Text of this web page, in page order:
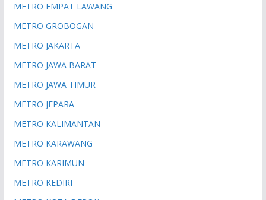
METRO EMPAT LAWANG
METRO GROBOGAN
METRO JAKARTA
METRO JAWA BARAT
METRO JAWA TIMUR
METRO JEPARA
METRO KALIMANTAN
METRO KARAWANG
METRO KARIMUN
METRO KEDIRI